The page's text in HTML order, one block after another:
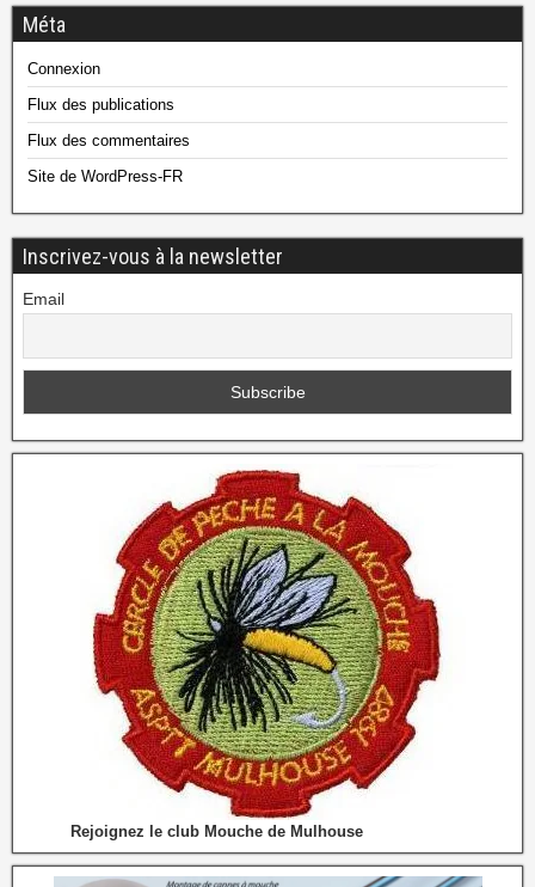
Méta
Connexion
Flux des publications
Flux des commentaires
Site de WordPress-FR
Inscrivez-vous à la newsletter
Email
Rejoignez le club Mouche de Mulhouse